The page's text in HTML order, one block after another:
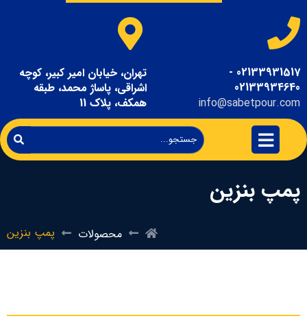
02133931517 -
02133934640
info@sabetpour.com
تهران، خیابان امیر کبیر، کوچه
اشراقی، پاساژ محمد، طبقه
همکف، پلاک 11
پمپ بنزین
محصولات پمپ بنزین